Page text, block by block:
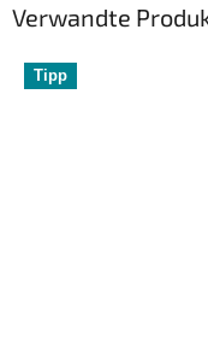
Verwandte
Tipp